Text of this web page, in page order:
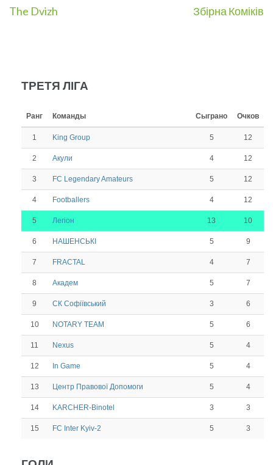
Навигация
The Dvizh Збірна Коміків
ТРЕТЯ ЛІГА
Ранг Команды Сыграно Очков
1 King Group 5 12
2 Акули 4 12
3 FC Legendary Amateurs 5 12
4 Footballers 4 12
5 Легіон 13 10
6 НАШЕНСЬКІ 5 9
7 FRACTAL 4 7
8 Академ 5 7
9 СК Софіївський 3 6
10 NOTARY TEAM 5 6
11 Nexus 5 4
12 In Game 5 4
13 Центр Правової Допомоги 5 4
14 KARCHER-Binotel 3 3
15 FC Inter Kyiv-2 5 3